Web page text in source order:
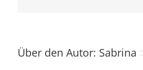
Über den Autor: Sabrina